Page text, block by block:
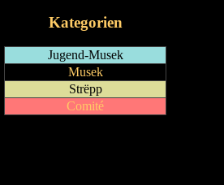
Kategorien
Jugend-Musek
Musek
Strëpp
Comité